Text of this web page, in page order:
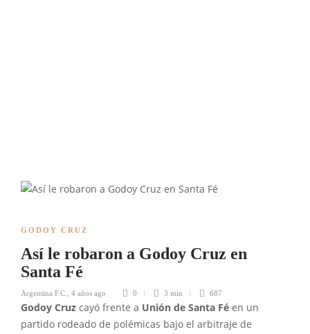
GODOY CRUZ
Así le robaron a Godoy Cruz en
Santa Fé
Argentina F.C. 4 años ago 0 3 min 687
Godoy Cruz cayó frente a Unión de Santa Fé en un
partido rodeado de polémicas bajo el arbitraje de